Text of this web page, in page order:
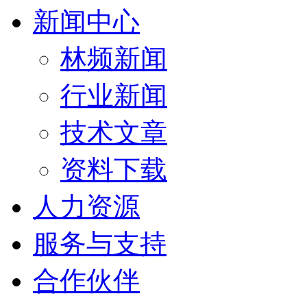
新闻中心
林频新闻
行业新闻
技术文章
资料下载
人力资源
服务与支持
合作伙伴